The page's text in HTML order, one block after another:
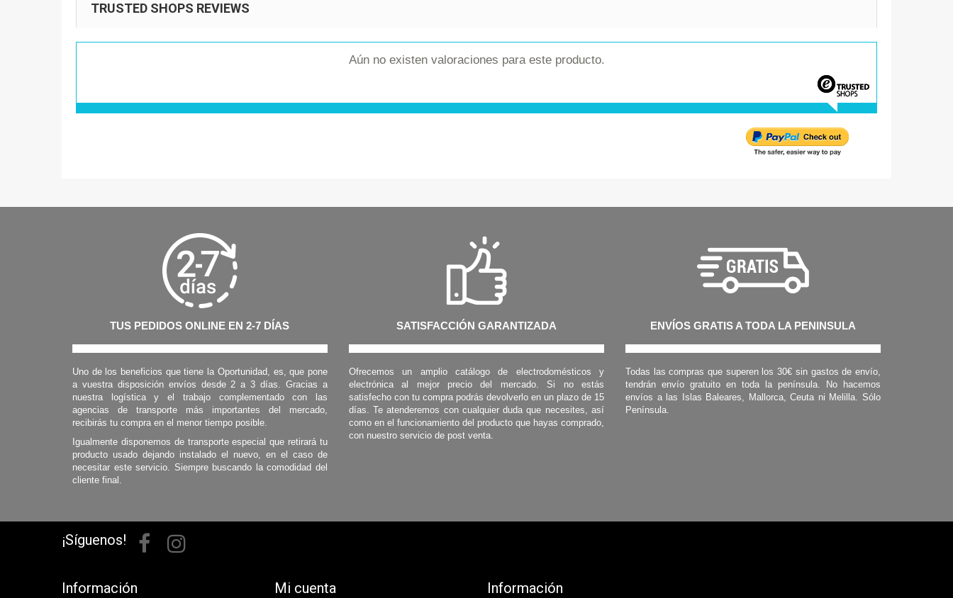
TRUSTED SHOPS REVIEWS
Aún no existen valoraciones para este producto.
TUS PEDIDOS ONLINE EN 2-7 DÍAS
Uno de los beneficios que tiene la Oportunidad, es, que pone
a vuestra disposición envíos desde 2 a 3 días. Gracias a
nuestra logística y el trabajo complementado con las
agencias de transporte más importantes del mercado,
recibirás tu compra en el menor tiempo posible.
Igualmente disponemos de transporte especial que retirará tu
producto usado dejando instalado el nuevo, en el caso de
necesitar este servicio. Siempre buscando la comodidad del
cliente final.
SATISFACCIÓN GARANTIZADA
Ofrecemos un amplio catálogo de electrodomésticos y
electrónica al mejor precio del mercado. Si no estás
satisfecho con tu compra podrás devolverlo en un plazo de 15
días. Te atenderemos con cualquier duda que necesites, así
como en el funcionamiento del producto que hayas comprado,
con nuestro servicio de post venta.
ENVÍOS GRATIS A TODA LA PENINSULA
Todas las compras que superen los 30€ sin gastos de envío,
tendrán envío gratuito en toda la península. No hacemos
envíos a las Islas Baleares, Mallorca, Ceuta ni Melilla. Sólo
Península.
¡Síguenos!
Información Mi cuenta Información